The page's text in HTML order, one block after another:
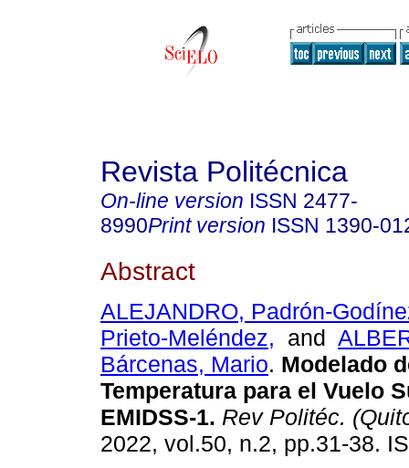
Revista Politécnica
On-line version ISSN 2477-
8990Print version ISSN 1390-
Abstract
ALEJANDRO, Padrón-
Prieto-Meléndez, and
Bárcenas, Mario. Modelado
Temperatura para el Vuelo
EMIDSS-1. Rev Politéc.
2022, vol.50, n.2, pp.31-38.